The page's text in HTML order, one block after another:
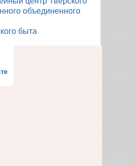
объединенного
быта